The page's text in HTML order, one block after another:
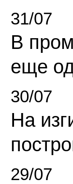
31/07
В
еще
30/07
На
29/07